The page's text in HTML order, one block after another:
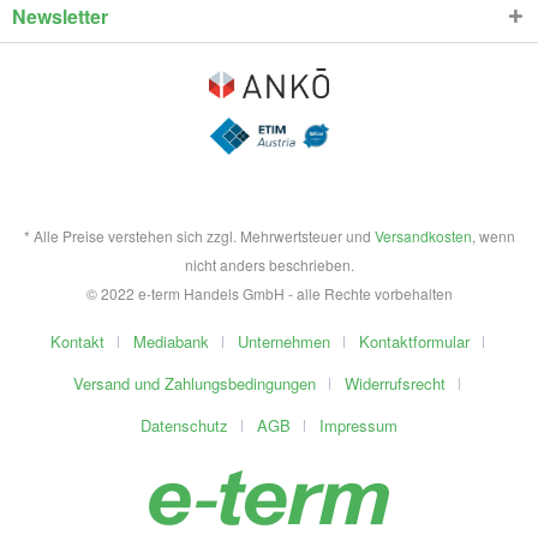
Newsletter
* Alle Preise verstehen sich zzgl. Mehrwertsteuer und Versandkosten, wenn
nicht anders beschrieben.
© 2022 e-term Handels GmbH - alle Rechte vorbehalten
Kontakt Mediabank Unternehmen
Kontaktformular
Versand und Zahlungsbedingungen
Widerrufsrecht
Datenschutz
AGB Impressum